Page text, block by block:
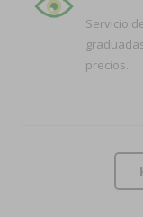
Servicio
precios.